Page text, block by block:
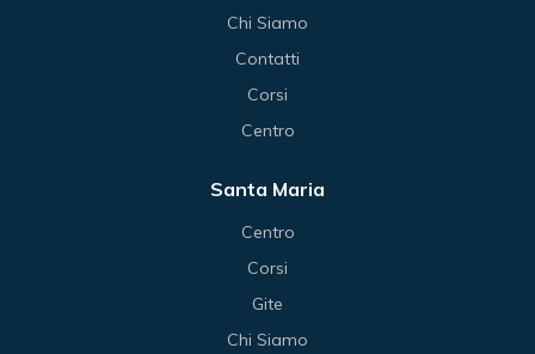
Chi Siamo
Contatti
Corsi
Centro
Santa Maria
Centro
Corsi
Gite
Chi Siamo